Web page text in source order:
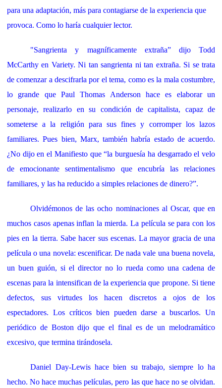
para una adaptación, más para contagiarse de la experiencia que
provoca. Como lo haría cualquier lector.
"Sangrienta y magníficamente extraña” dijo Todd
McCarthy en Variety. Ni tan sangrienta ni tan extraña. Si se trata
de comenzar a descifrarla por el tema, como es la mala costumbre,
lo grande que Paul Thomas Anderson hace es elaborar un
personaje, realizarlo en su condición de capitalista, capaz de
someterse a la religión para sus fines y corromper los lazos
familiares. Pues bien, Marx, también habría estado de acuerdo.
¿No dijo en el Manifiesto que “la burguesía ha desgarrado el velo
de emocionante sentimentalismo que encubría las relaciones
familiares, y las ha reducido a simples relaciones de dinero?”.
Olvidémonos de las ocho nominaciones al Oscar, que en
muchos casos apenas inflan la mierda. La película se para con los
pies en la tierra. Sabe hacer sus escenas. La mayor gracia de una
película o una novela: escenificar. De nada vale una buena novela,
un buen guión, si el director no lo rueda como una cadena de
escenas para la intensifican de la experiencia que propone. Si tiene
defectos, sus virtudes los hacen discretos a ojos de los
espectadores. Los críticos bien pueden darse a buscarlos. Un
periódico de Boston dijo que el final es de un melodramático
excesivo, que termina tirándosela.
Daniel Day-Lewis hace bien su trabajo, siempre lo ha
hecho. No hace muchas películas, pero las que hace no se olvidan.